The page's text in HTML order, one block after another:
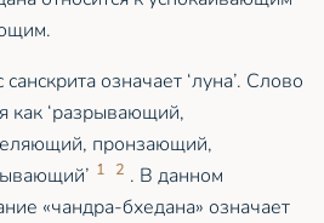
означает ‘луна’. Слово
как ‘разрывающий,
пронзающий,
1 2 . В данном
«чандра-бхедана» означает